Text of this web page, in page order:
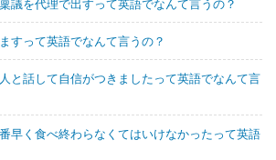
議を代理で出すって英語でなんて言うの？
すって英語でなんて言うの？
と話して自信がつきましたって英語でなんて言
早く食べ終わらなくてはいけなかったって英語